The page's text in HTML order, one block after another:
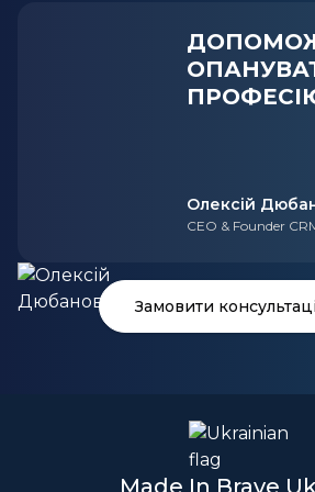
Олексій
CEO & Founder
Замовити
Made In Brave